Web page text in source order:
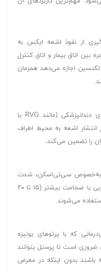
از نفوذ اشعه ایکس به
بین اتاق بیمار و اتاق کنترل
اجازه می‌دهد همزمان
هنگام تصویربرداری با دستگاه‌های دندانپزشکی (مانند RVG یا
انتشار اشعه به محیط اطراف
را تضمین می‌کند.
به‌خصوص سی‌تی‌اسکن، شدت
اشعه بالاتر است. شیشه‌های سربی با ضخامت بیشتر (۱۵ تا ۲۰
می‌شوند.
که با پرتوهای یونیزه
است تا پرسنل بتوانند
باشند بدون اینکه در معرض